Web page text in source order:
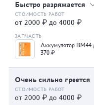
Быстро разряжается
от 2000 ₽ до 4000 ₽
Аккумулятор BM44
370 ₽
Очень сильно греется
от 2000 ₽ до 4000 ₽